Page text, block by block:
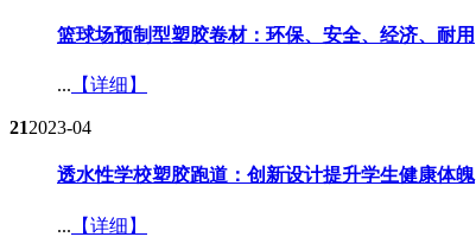
篮球场预制型塑胶卷材：环保、安全、经济、耐用​
... 【详细】
212023-04
透水性学校塑胶跑道：创新设计提升学生健康体魄​
... 【详细】